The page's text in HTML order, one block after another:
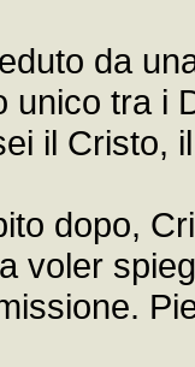
da
unico tra i
il Cristo,
dopo,
voler